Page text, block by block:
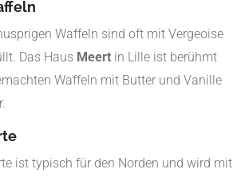
Waffeln sind oft mit Vergeoise
Das Haus Meert in Lille ist berühmt
Waffeln mit Butter und Vanille
ist typisch für den Norden und wird mit